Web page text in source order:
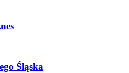
Śląska